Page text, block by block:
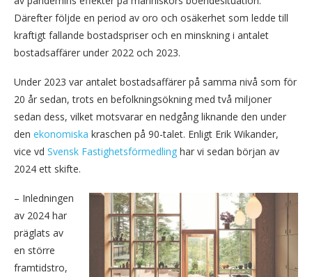
Därefter följde en period av oro och osäkerhet som ledde till
kraftigt fallande bostadspriser och en minskning i antalet
bostadsaffärer under 2022 och 2023.
Under 2023 var antalet bostadsaffärer på samma nivå som för
20 år sedan, trots en befolkningsökning med två miljoner
sedan dess, vilket motsvarar en nedgång liknande den under
den ekonomiska kraschen på 90-talet. Enligt Erik Wikander,
vice vd Svensk Fastighetsförmedling har vi sedan början av
2024 ett skifte.
– Inledningen
av 2024 har
präglats av
en större
framtidstro,